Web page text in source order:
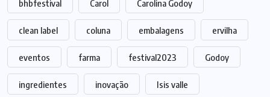
bhbfestival Carol Carolina Godoy
clean label coluna embalagens ervilha
eventos farma festival2023 Godoy
ingredientes inovação Isis valle